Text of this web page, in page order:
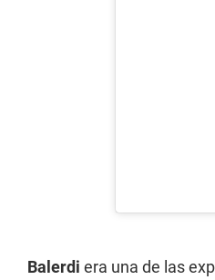
Balerdi era una de las